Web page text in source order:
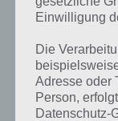
Einwilligung
Die
Adresse oder
Person,
Datenschutz-